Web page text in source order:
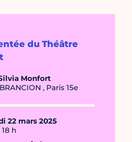
du Théâtre
Monfort
, Paris 15e
22 mars 2025
18 h